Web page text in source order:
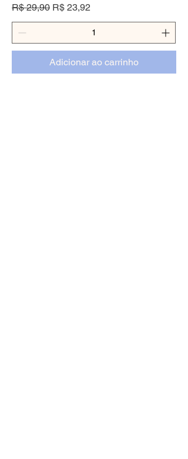
Preço normal
R$ 29,90 Preço promocional
R$ 23,92
Adicionar ao carrinho